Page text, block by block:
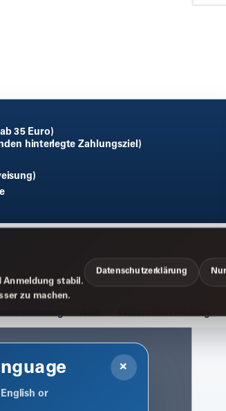
35 Euro)
hinterlegte Zahlungsziel)
AGB Widerrufsbelehrung
×
or
Anmeldung stabil.
zu machen.
Datenschutzerklärung